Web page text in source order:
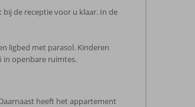
de receptie voor u klaar. In de
ligbed met parasol. Kinderen
in openbare ruimtes.
heeft het appartement